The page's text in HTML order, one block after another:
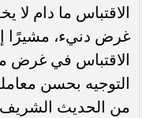
الاقتباس ما دام لا
غرض دنيء، مشيرًا
الاقتباس في غرض
التوجيه بحسن
من الحديث الشريف